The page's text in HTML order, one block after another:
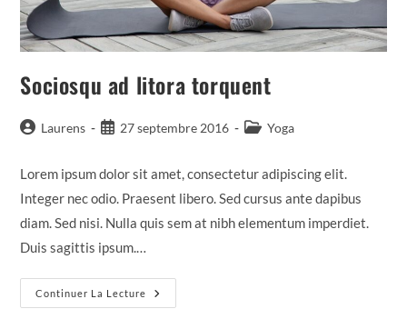
Sociosqu ad litora torquent
Auteur/autrice
publication :
Laurens
Publication
27 septembre 2016
PostYoga
Lorem ipsum dolor sit amet, consectetur adipiscing elit.
Integer nec odio. Praesent libero. Sed cursus ante dapibus
diam. Sed nisi. Nulla quis sem at nibh elementum imperdiet.
Duis sagittis ipsum.…
Continuer La Lecture
Sociosqu
Ad